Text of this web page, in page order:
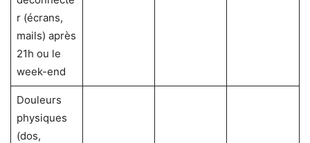
r (écrans,
mails) après
21h ou le
week-end
Douleurs
physiques
(dos,